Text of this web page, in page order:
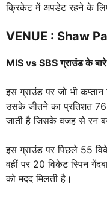
क्रिकेट में अपडेट रहने के
VENUE : Shaw
MIS vs SBSग्राउंड के
इस ग्राउंड पर जो भी
उसके जीतने का प्रतिशत 76
जाती है जिसके वजह से रन
इस ग्राउंड पर पिछले 55
वहीं पर 20 विकेट स्पिन
को मदद मिलती है।